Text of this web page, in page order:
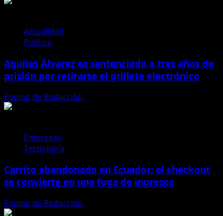
Actualidad
Política
Aquiles Álvarez es sentenciado a tres años de
prisión por retirarse el grillete electrónico
Equipo de Redacción
Empresas
Tecnología
Carrito abandonado en Ecuador: el checkout
se convierte en una fuga de ingresos
Equipo de Redacción